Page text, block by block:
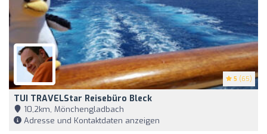
5 (65)
TUI TRAVELStar Reisebüro Bleck
10,2km, Mönchengladbach
Adresse und Kontaktdaten anzeigen